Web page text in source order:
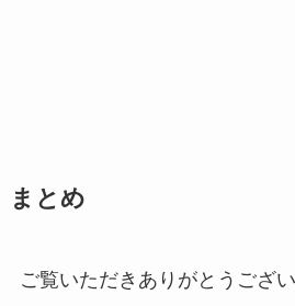
まとめ
ご覧いただきありがとうござい